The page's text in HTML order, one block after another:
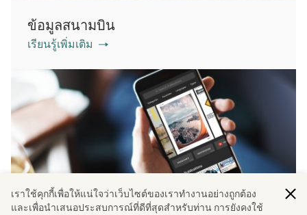
ข้อมูลสนามบิน
เรียนรู้เพิ่มเติม
เราใช้คุกกี้เพื่อให้แน่ใจว่าเว็บไซต์ของเราทํางานอย่างถูกต้อง
และเพื่อนําเสนอประสบการณ์ที่ดีที่สุดสําหรับท่าน การยังคงใช้